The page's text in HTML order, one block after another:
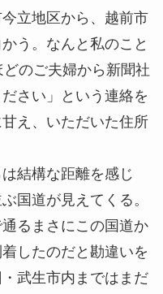
立地区から、越前市
う。なんと私のこと
のご夫婦から新聞社
さい」という連絡を
え、いただいた住所
結構な距離を感じ
国道が見えてくる。
るまさにこの国道か
したのだと勘違いを
武生市内まではまだ